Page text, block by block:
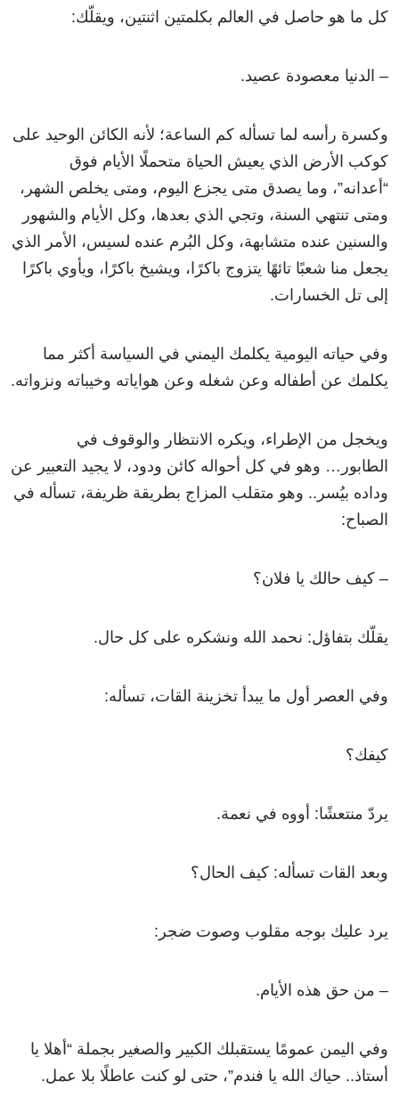
كل ما هو حاصل في العالم بكلمتين اثنتين، ويقلّك:
– الدنيا معصودة عصيد.
وكسرة رأسه لما تسأله كم الساعة؛ لأنه الكائن الوحيد على
كوكب الأرض الذي يعيش الحياة متحملًا الأيام فوق
“أعدانه”، وما يصدق متى يجزع اليوم، ومتى يخلص الشهر،
ومتى تنتهي السنة، وتجي الذي بعدها، وكل الأيام والشهور
والسنين عنده متشابهة، وكل البُرم عنده لسيس، الأمر الذي
يجعل منا شعبًا تائهًا يتزوج باكرًا، ويشيخ باكرًا، ويأوي باكرًا
إلى تل الخسارات.
وفي حياته اليومية يكلمك اليمني في السياسة أكثر مما
يكلمك عن أطفاله وعن شغله وعن هواياته وخيباته ونزواته.
ويخجل من الإطراء، ويكره الانتظار والوقوف في
الطابور… وهو في كل أحواله كائن ودود، لا يجيد التعبير عن
وداده بيُسر.. وهو متقلب المزاج بطريقة ظريفة، تسأله في
الصباح:
– كيف حالك يا فلان؟
يقلّك بتفاؤل: نحمد الله ونشكره على كل حال.
وفي العصر أول ما يبدأ تخزينة القات، تسأله:
كيفك؟
يردّ منتعشًا: أووه في نعمة.
وبعد القات تسأله: كيف الحال؟
يرد عليك بوجه مقلوب وصوت ضجر:
– من حق هذه الأيام.
وفي اليمن عمومًا يستقبلك الكبير والصغير بجملة “أهلا يا
أستاذ.. حياك الله يا فندم”، حتى لو كنت عاطلًا بلا عمل.